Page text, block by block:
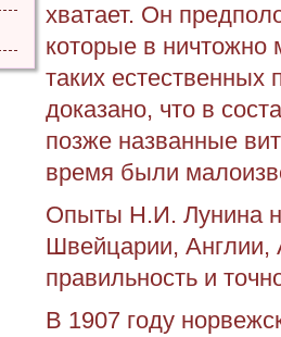
хватает. Он
которые в ничтожно
таких естественных
доказано, что в
позже названные
время были
Опыты Н.И. Лунина
Швейцарии, Англии,
правильность и
В 1907 году